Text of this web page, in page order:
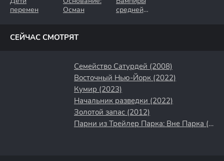
перемен
Осман
средней
СЕЙЧАС СМОТРЯТ
Семейство Сатурдей (2008)
Восточный Нью-Йорк (2022)
Кумир (2023)
Начальник разведки (2022)
Золотой запас (2012)
Парни из Трейлер Парка: Вне Парка (2016)